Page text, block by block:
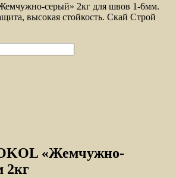
серый» 2кг для швов 1-6мм.
высокая стойкость. Скай Строй
«Жемчужно-
2кг